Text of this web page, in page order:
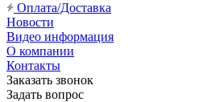
Оплата/Доставка
Новости
Видео информация
О компании
Контакты
Заказать звонок
Задать вопрос